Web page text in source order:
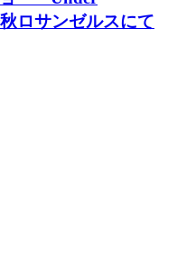
ロサンゼルスにて